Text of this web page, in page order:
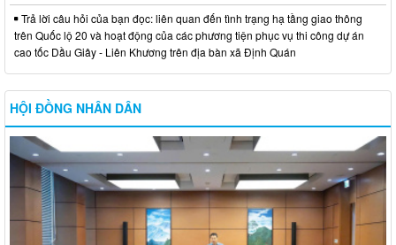
Trả lời câu hỏi của bạn đọc: liên quan đến tình trạng hạ tầng giao thông
trên Quốc lộ 20 và hoạt động của các phương tiện phục vụ thi công dự án
cao tốc Dầu Giây - Liên Khương trên địa bàn xã Định Quán
HỘI ĐỒNG NHÂN DÂN